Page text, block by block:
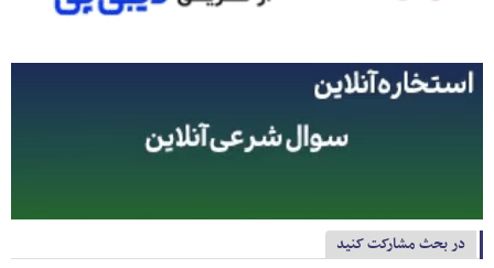
در بحث مشارکت کنید